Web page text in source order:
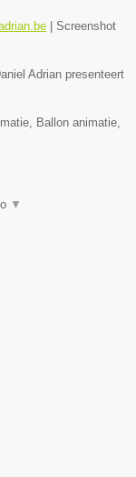
Screenshot
Adrian presenteert
Ballon animatie,
▼